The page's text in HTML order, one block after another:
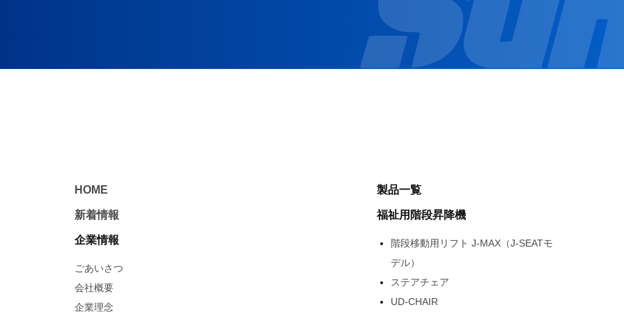
HOME
新着情報
企業情報
ごあいさつ
会社概要
企業理念
製品一覧
福祉用階段昇降機
階段移動用リフト J-MAX（J-SEATモ
デル）
ステアチェア
UD-CHAIR